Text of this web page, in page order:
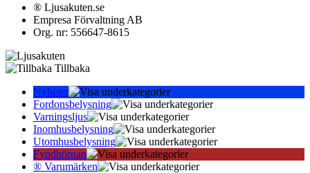
® Ljusakuten.se
Empresa Förvaltning AB
Org. nr: 556647-8615
Tillbaka
Nyheter
Fordonsbelysning
Varningsljus
Inomhusbelysning
Utomhusbelysning
Fyndhörnan
® Varumärken